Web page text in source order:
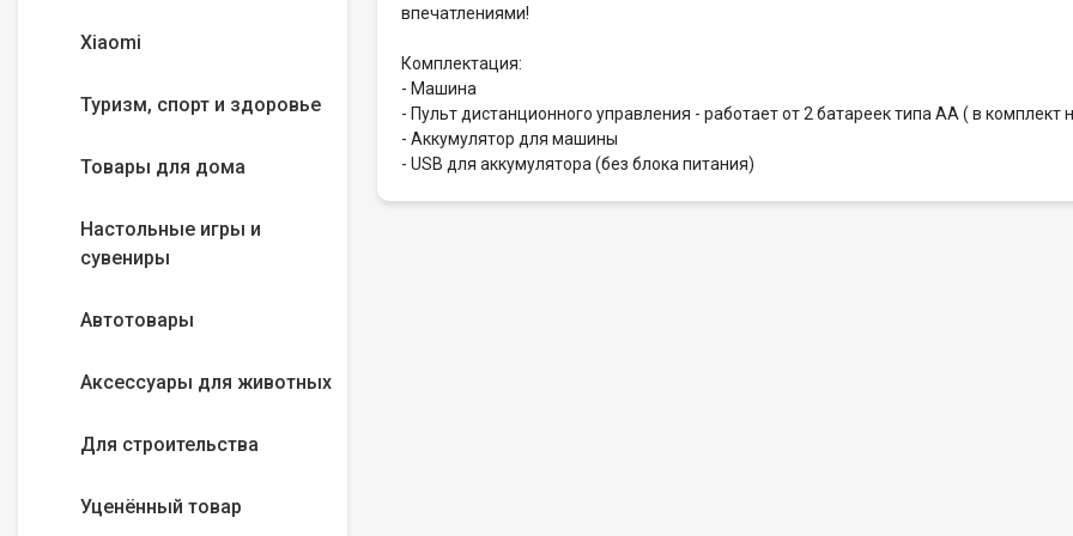
Xiaomi
Туризм, спорт и здоровье
Товары для дома
Настольные игры и
сувениры
Автотовары
Аксессуары для животных
Для строительства
Уценённый товар
впечатлениями!
Комплектация:
- Машина
- Пульт дистанционного управления - работает от 2 батареек типа AA ( в комплект
- Аккумулятор для машины
- USB для аккумулятора (без блока питания)